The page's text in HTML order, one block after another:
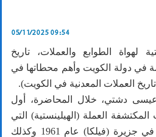
05/11/2025 09:54
لهواة الطوابع والعملات، تاريخ
في دولة الكويت وأهم محطاتها في
العملات المعدنية في الكويت).
دشتي، خلال المحاضرة، أول
العملة (الهيلينستية) التي
اكتشفتها البعثة الدنماركية في جزيرة (فيلكا) عام 1961 وكذلك